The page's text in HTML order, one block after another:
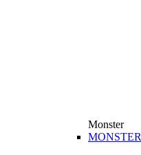
Monster
MONSTER